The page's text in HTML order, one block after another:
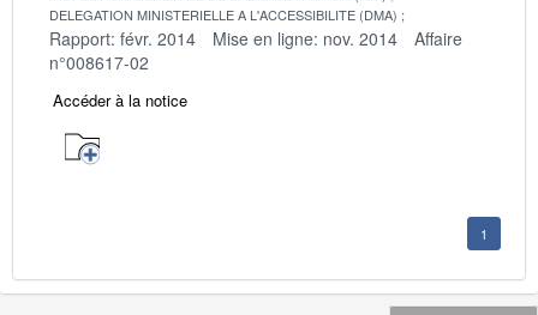
DELEGATION MINISTERIELLE A L'ACCESSIBILITE (DMA)
Rapport: févr. 2014 Mise en ligne: nov. 2014
Affaire
n°008617-02
Accéder à la notice
1